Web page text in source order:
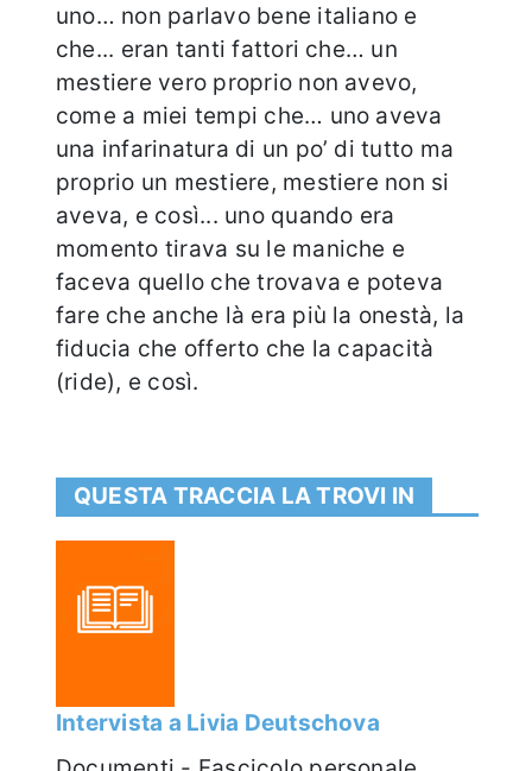
uno… non parlavo bene italiano e
che... eran tanti fattori che… un
mestiere vero proprio non avevo,
come a miei tempi che… uno aveva
una infarinatura di un po’ di tutto ma
proprio un mestiere, mestiere non si
aveva, e così... uno quando era
momento tirava su le maniche e
faceva quello che trovava e poteva
fare che anche là era più la onestà, la
fiducia che offerto che la capacità
(ride), e così.
QUESTA TRACCIA LA TROVI IN
Intervista a Livia Deutschova